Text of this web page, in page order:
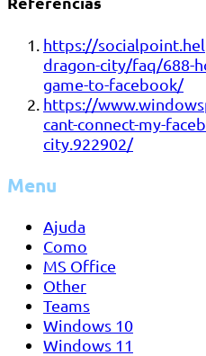
https://
dragon-city/faq/688-
game-to-facebook/
https://
cant-connect-my-
city.922902/
Menu
Ajuda
Como
MS Office
Other
Teams
Windows 10
Windows 11